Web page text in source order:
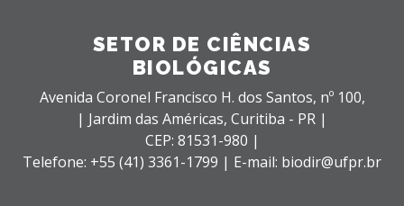
SETOR DE CIÊNCIAS
BIOLÓGICAS
Avenida Coronel Francisco H. dos Santos, nº 100,
| Jardim das Américas, Curitiba - PR |
CEP: 81531-980 |
Telefone: +55 (41) 3361-1799 | E-mail: biodir@ufpr.br